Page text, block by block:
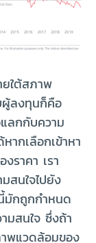
ยใต้สภาพ
ผู้ลงทุนก็คือ
ลกกับความ
ากเลือกเข้าหา
ราคา เรา
สนใจไปยัง
กถูกกำหนด
มสนใจ ซึ่งถ้า
พแวดล้อมของ